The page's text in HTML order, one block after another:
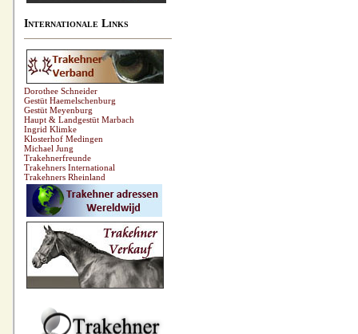
Internationale Links
Dorothee Schneider
Gestüt Haemelschenburg
Gestüt Meyenburg
Haupt & Landgestüt Marbach
Ingrid Klimke
Klosterhof Medingen
Michael Jung
Trakehnerfreunde
Trakehners International
Trakehners Rheinland